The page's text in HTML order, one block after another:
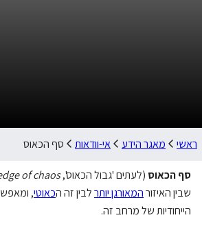
ראשי מאגר הידע אי-וודאות סף הכאוס
סף הכאוס (לעתים 'גבול הכאוס',of chaos
שבין האיזורהמאורגן יותרלבין זה הכאוטי,
הייחודיות של מרחב זה.